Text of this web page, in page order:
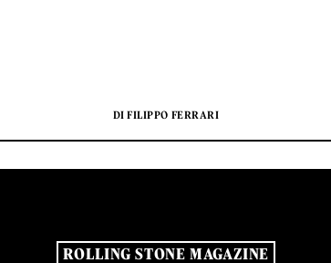
DI FILIPPO FERRARI
ROLLING STONE MAGAZINE